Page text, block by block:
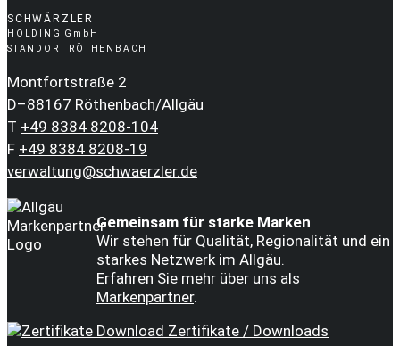
SCHWÄRZLER
HOLDING GmbH
STANDORT RÖTHENBACH
Montfortstraße 2
D–88167 Röthenbach/Allgäu
T +49 8384 8208-104
F +49 8384 8208-19
verwaltung@schwaerzler.de
Gemeinsam für starke Marken
Wir stehen für Qualität, Regionalität und ein
starkes Netzwerk im Allgäu.
Erfahren Sie mehr über uns als
Markenpartner.
Zertifikate / Downloads